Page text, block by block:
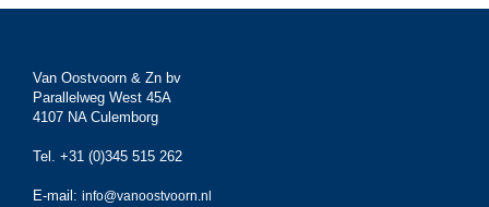
Van Oostvoorn & Zn bv
Parallelweg West 45A
4107 NA Culemborg
Tel. +31 (0)345 515 262
E-mail: info@vanoostvoorn.nl